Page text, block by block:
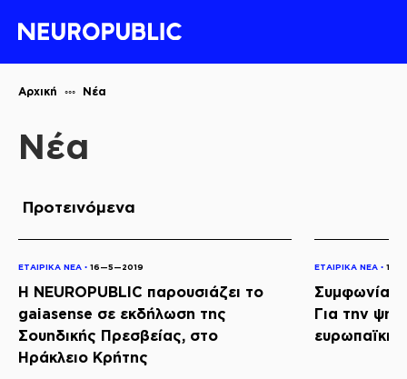
Αρχική Νέα
Νέα
Προτεινόμενα
ΕΤΑΙΡΙΚΑ ΝΕΑ ◦ 16—5—2019
Η NEUROPUBLIC παρουσιάζει το
gaiasense σε εκδήλωση της
Σουηδικής Πρεσβείας, στο
Ηράκλειο Κρήτης
ΕΤΑΙΡΙΚΑ ΝΕΑ ◦
Συμφωνία
Για την